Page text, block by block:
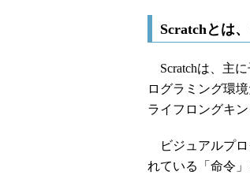
Scratchとは
Scratchは、主
ログラミング環
ライフロングキン
ビジュアルプロ
れている「命令